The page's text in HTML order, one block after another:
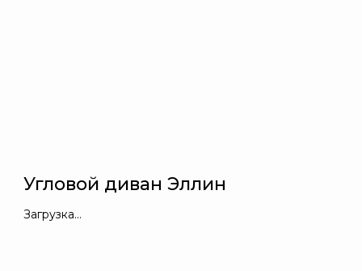
Загрузка...
Угловой диван Эллин